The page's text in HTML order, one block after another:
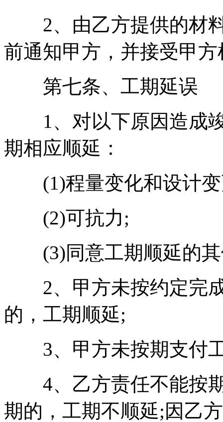
2、由乙方提供的材料
前通知甲方，并接受甲方
第七条、工期延误
1、对以下原因造成竣
期相应顺延：
(1)程量变化和设计变
(2)可抗力;
(3)同意工期顺延的其
2、甲方未按约定完成
的，工期顺延;
3、甲方未按期支付工
4、乙方责任不能按期
期的，工期不顺延;因乙